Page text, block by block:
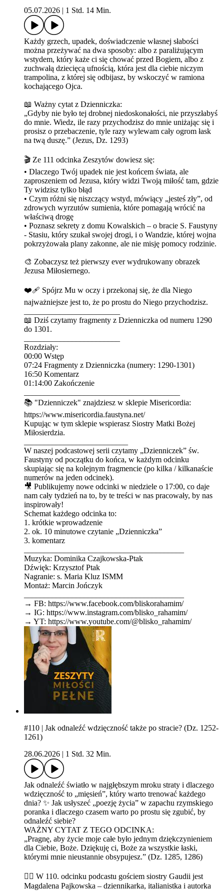
05.07.2026
1 Std. 14 Min.
Każdy grzech, upadek, doświadczenie własnej słabości
można przeżywać na dwa sposoby: albo z paraliżującym
wstydem, który każe ci się chować przed Bogiem, albo z
zuchwałą dziecięcą ufnością, która jest dla ciebie niczym
trampolina, z której się odbijasz, by wskoczyć w ramiona
kochającego Ojca.
📖 Ważny cytat z Dzienniczka:
„Gdyby nie było tej drobnej niedoskonałości, nie przyszłabyś
do mnie. Wiedz, ile razy przychodzisz do mnie uniżając się i
prosisz o przebaczenie, tyle razy wylewam cały ogrom łask
na twą duszę.” (Jezus, Dz. 1293)
🎬 Ze 111 odcinka Zeszytów dowiesz się:
• Dlaczego Twój upadek nie jest końcem świata, ale
zaproszeniem od Jezusa, który widzi Twoją miłość tam, gdzie
Ty widzisz tylko błąd
• Czym różni się niszczący wstyd, mówiący „jesteś zły”, od
zdrowych wyrzutów sumienia, które pomagają wrócić na
właściwą drogę
• Poznasz sekrety z domu Kowalskich – o bracie S. Faustyny
- Stasiu, który szukał swojej drogi, i o Wandzie, której wojna
pokrzyżowała plany zakonne, ale nie misję pomocy rodzinie.
🎨 Zobaczysz też pierwszy ever wydrukowany obrazek
Jezusa Miłosiernego.
❤️‍🩹 Spójrz Mu w oczy i przekonaj się, że dla Niego
najważniejsze jest to, że po prostu do Niego przychodzisz.
📖 Dziś czytamy fragmenty z Dzienniczka od numeru 1290
do 1301.
Rozdziały:
00:00 Wstęp
07:24 Fragmenty z Dzienniczka (numery: 1290-1301)
16:50 Komentarz
01:14:00 Zakończenie
📚 "Dzienniczek" znajdziesz w sklepie Misericordia:
⁠⁠⁠⁠⁠⁠⁠⁠⁠⁠⁠⁠⁠⁠⁠⁠⁠⁠⁠⁠⁠⁠⁠⁠⁠⁠⁠⁠⁠⁠⁠⁠https://www.misericordia.faustyna.net/⁠⁠⁠⁠⁠⁠⁠⁠⁠⁠⁠⁠⁠⁠⁠⁠⁠⁠⁠⁠⁠⁠⁠⁠⁠⁠⁠⁠⁠⁠⁠⁠
Kupując w tym sklepie wspierasz Siostry Matki Bożej
Miłosierdzia.
W naszej podcastowej serii czytamy „Dzienniczek” św.
Faustyny od początku do końca, w każdym odcinku
skupiając się na kolejnym fragmencie (po kilka / kilkanaście
numerów na jeden odcinek).
🎥 Publikujemy nowe odcinki w niedziele o ⁠⁠⁠⁠⁠⁠⁠⁠⁠⁠⁠⁠⁠⁠⁠⁠⁠⁠⁠⁠⁠⁠⁠⁠⁠⁠⁠⁠⁠⁠⁠⁠⁠⁠⁠⁠⁠⁠⁠⁠⁠⁠⁠⁠⁠⁠⁠⁠⁠⁠⁠⁠⁠⁠⁠⁠⁠⁠⁠⁠⁠⁠⁠17:00⁠⁠⁠⁠⁠⁠⁠⁠⁠⁠⁠⁠⁠⁠⁠⁠⁠⁠⁠⁠⁠⁠⁠⁠⁠⁠⁠⁠⁠⁠⁠⁠⁠⁠⁠⁠⁠⁠⁠⁠⁠⁠⁠⁠⁠⁠⁠⁠⁠⁠⁠⁠⁠⁠⁠⁠⁠⁠⁠⁠⁠⁠⁠, co daje
nam cały tydzień na to, by te treści w nas pracowały, by nas
inspirowały!
Schemat każdego odcinka to:
1. krótkie wprowadzenie
2. ok. 10 minutowe czytanie „Dzienniczka”
3. komentarz
Muzyka: Dominika Czajkowska-Ptak
Dźwięk: Krzysztof Ptak
Nagranie: s. Maria Kluz ISMM
Montaż: Marcin Jończyk
→ FB: ⁠⁠⁠⁠⁠⁠⁠⁠⁠⁠⁠⁠⁠⁠⁠⁠⁠⁠⁠⁠⁠⁠⁠⁠⁠⁠⁠⁠⁠⁠⁠⁠https://www.facebook.com/bliskorahamim/⁠⁠⁠⁠⁠⁠⁠⁠⁠⁠⁠⁠⁠⁠⁠⁠⁠⁠⁠⁠⁠⁠⁠⁠⁠⁠⁠⁠⁠⁠⁠⁠
→ IG: ⁠⁠⁠⁠⁠⁠⁠⁠⁠⁠⁠⁠⁠⁠⁠⁠⁠⁠⁠⁠⁠⁠⁠⁠⁠⁠⁠⁠⁠⁠⁠⁠https://www.instagram.com/blisko_rahamim/⁠⁠⁠⁠⁠⁠⁠⁠⁠⁠⁠⁠⁠⁠⁠⁠⁠⁠⁠⁠⁠⁠⁠⁠⁠⁠⁠⁠⁠⁠⁠⁠
→ YT: ⁠⁠⁠⁠⁠⁠⁠⁠⁠⁠⁠⁠⁠⁠⁠⁠⁠⁠⁠⁠⁠⁠⁠⁠⁠⁠⁠⁠⁠⁠⁠⁠https://www.youtube.com/@blisko_rahamim/
#110 | Jak odnaleźć wdzięczność także po stracie? (Dz. 1252-
1261)
28.06.2026
1 Std. 32 Min.
Jak odnaleźć światło w najgłębszym mroku straty i dlaczego
wdzięczność to „mięsień”, który warto trenować każdego
dnia? ✨ Jak usłyszeć „poezję życia” w zapachu rzymskiego
poranka i dlaczego czasem warto po prostu się zgubić, by
odnaleźć siebie?
WAŻNY CYTAT Z TEGO ODCINKA:
„Pragnę, aby życie moje całe było jednym dziękczynieniem
dla Ciebie, Boże. Dziękuję ci, Boże za wszystkie łaski,
którymi mnie nieustannie obsypujesz.” (Dz. 1285, 1286)
👉🏼 W 110. odcinku podcastu gościem siostry Gaudii jest
Magdalena Pajkowska – dziennikarka, italianistka i autorka